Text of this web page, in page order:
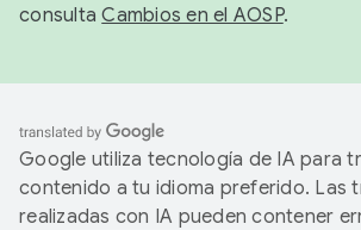
consultaCambios en el AOSP.
Google utiliza tecnología de IA para
contenido a tu idioma preferido. Las
realizadas con IA pueden contener